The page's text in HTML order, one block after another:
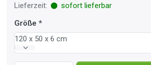
Lieferzeit:
sofort lieferbar
Größe
120 x 50 x 6 cm